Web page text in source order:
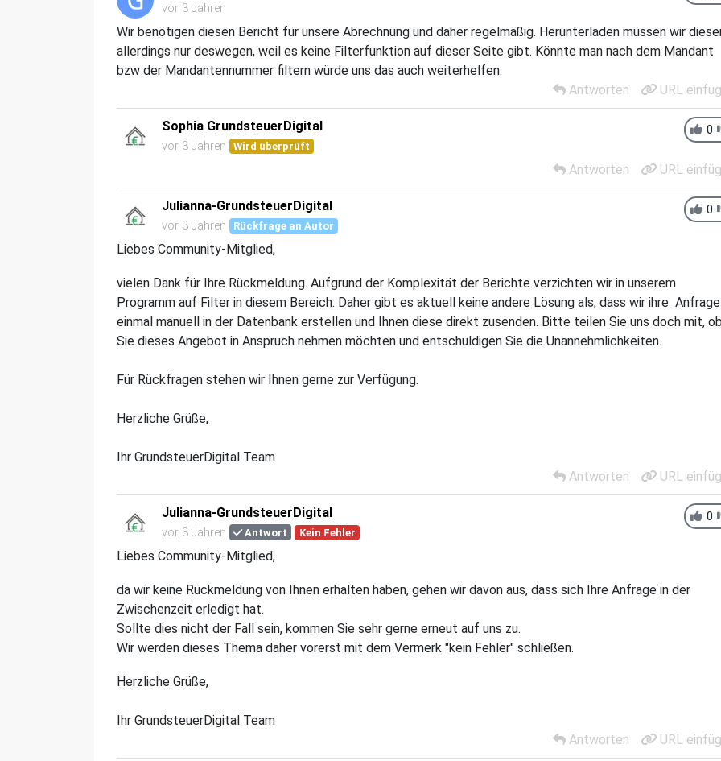
vor 3 Jahren
Wir benötigen diesen Bericht für unsere Abrechnung und daher regelmäßig. Herunterladen müssen wir
allerdings nur deswegen, weil es keine Filterfunktion auf dieser Seite gibt. Könnte man nach dem Mandant
bzw der Mandantennummer filtern würde uns das auch weiterhelfen.
Antworten
URL
0
Sophia GrundsteuerDigital
vor 3 Jahren Wird überprüft
Antworten URL
0
Julianna-GrundsteuerDigital
vor 3 Jahren Rückfrage an Autor
Liebes Community-Mitglied,
vielen Dank für Ihre Rückmeldung. Aufgrund der Komplexität der Berichte verzichten wir in unserem
Programm auf Filter in diesem Bereich. Daher gibt es aktuell keine andere Lösung als, dass wir ihre Anfrage
einmal manuell in der Datenbank erstellen und Ihnen diese direkt zusenden. Bitte teilen Sie uns doch mit,
Sie dieses Angebot in Anspruch nehmen möchten und entschuldigen Sie die Unannehmlichkeiten.
Für Rückfragen stehen wir Ihnen gerne zur Verfügung.
Herzliche Grüße,
Ihr GrundsteuerDigital Team
Antworten
URL
0
Julianna-GrundsteuerDigital
vor 3 Jahren Antwort Kein Fehler
Liebes Community-Mitglied,
da wir keine Rückmeldung von Ihnen erhalten haben, gehen wir davon aus, dass sich Ihre Anfrage in der
Zwischenzeit erledigt hat.
Sollte dies nicht der Fall sein, kommen Sie sehr gerne erneut auf uns zu.
Wir werden dieses Thema daher vorerst mit dem Vermerk "kein Fehler" schließen.
Herzliche Grüße,
Ihr GrundsteuerDigital Team
Antworten
URL